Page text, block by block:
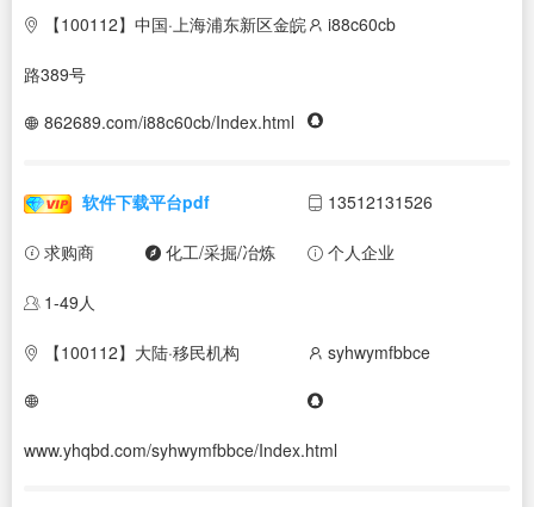
【100112】中国·上海浦东新区金皖
路389号
i88c60cb
862689.com/i88c60cb/Index.html
软件下载平台pdf 13512131526
求购商 化工/采掘/冶炼 个人企业
1-49人
【100112】大陆·移民机构 syhwymfbbce
www.yhqbd.com/syhwymfbbce/Index.html